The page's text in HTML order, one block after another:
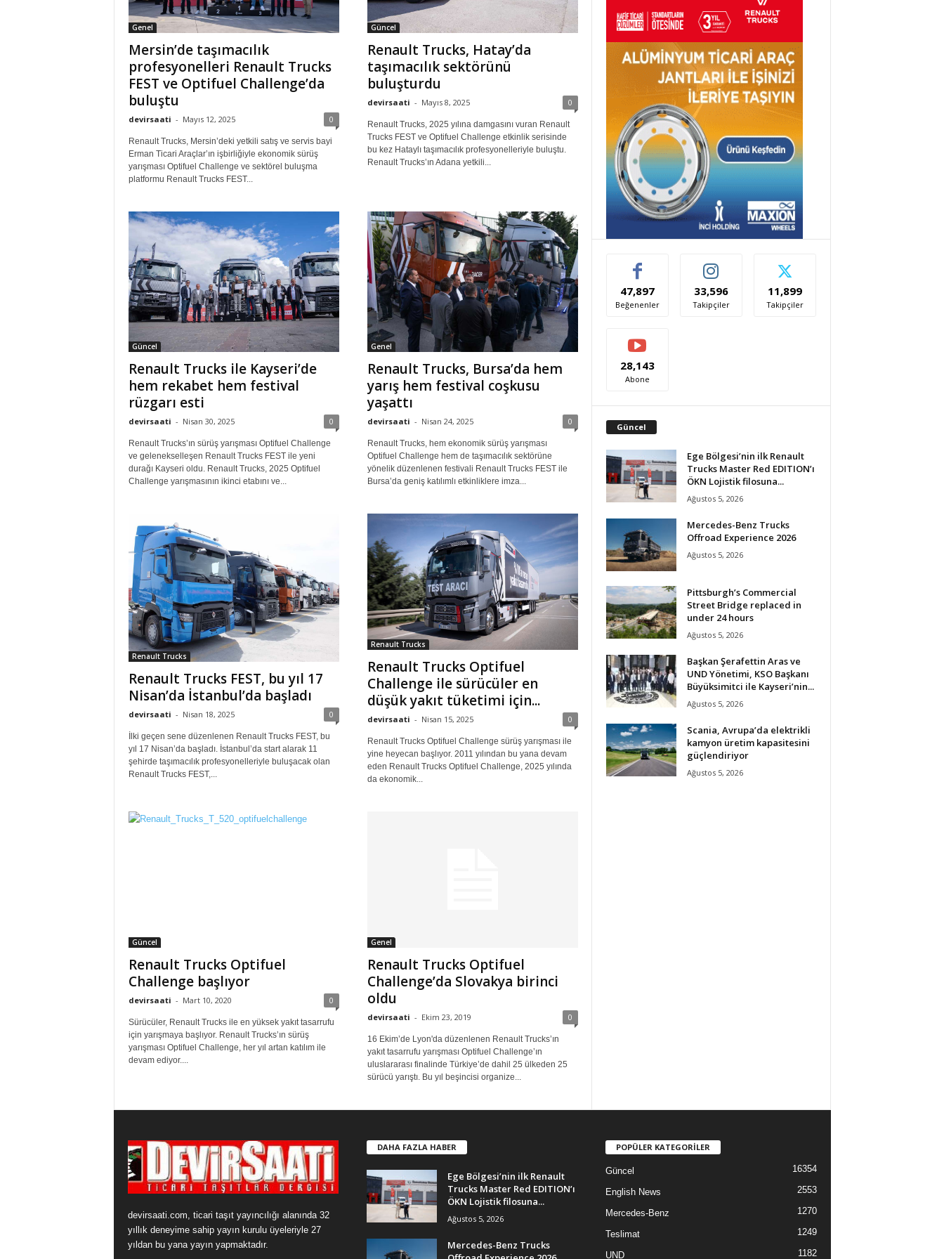
Genel
Mersin’de taşımacılık
profesyonelleri Renault Trucks
FEST ve Optifuel Challenge’da
buluştu
devirsaati - Mayıs 12, 2025 0
Renault Trucks, Mersin’deki yetkili satış ve servis bayi
Erman Ticari Araçlar’ın işbirliğiyle ekonomik sürüş
yarışması Optifuel Challenge ve sektörel buluşma
platformu Renault Trucks FEST...
Güncel
Renault Trucks, Hatay’da
taşımacılık sektörünü
buluşturdu
devirsaati - Mayıs 8, 2025 0
Renault Trucks, 2025 yılına damgasını vuran Renault
Trucks FEST ve Optifuel Challenge etkinlik serisinde
bu kez Hataylı taşımacılık profesyonelleriyle buluştu.
Renault Trucks’ın Adana yetkili...
Güncel
Renault Trucks ile Kayseri’de
hem rekabet hem festival
rüzgarı esti
devirsaati - Nisan 30, 2025 0
Renault Trucks’ın sürüş yarışması Optifuel Challenge
ve gelenekselleşen Renault Trucks FEST ile yeni
durağı Kayseri oldu. Renault Trucks, 2025 Optifuel
Challenge yarışmasının ikinci etabını ve...
Genel
Renault Trucks, Bursa’da hem
yarış hem festival coşkusu
yaşattı
devirsaati - Nisan 24, 2025 0
Renault Trucks, hem ekonomik sürüş yarışması
Optifuel Challenge hem de taşımacılık sektörüne
yönelik düzenlenen festivali Renault Trucks FEST ile
Bursa’da geniş katılımlı etkinliklere imza...
Renault Trucks
Renault Trucks FEST, bu yıl 17
Nisan’da İstanbul’da başladı
devirsaati - Nisan 18, 2025 0
İlki geçen sene düzenlenen Renault Trucks FEST, bu
yıl 17 Nisan’da başladı. İstanbul’da start alarak 11
şehirde taşımacılık profesyonelleriyle buluşacak olan
Renault Trucks FEST,...
Renault Trucks
Renault Trucks Optifuel
Challenge ile sürücüler en
düşük yakıt tüketimi için...
devirsaati - Nisan 15, 2025 0
Renault Trucks Optifuel Challenge sürüş yarışması ile
yine heyecan başlıyor. 2011 yılından bu yana devam
eden Renault Trucks Optifuel Challenge, 2025 yılında
da ekonomik...
Güncel
Renault Trucks Optifuel
Challenge başlıyor
devirsaati - Mart 10, 2020 0
Sürücüler, Renault Trucks ile en yüksek yakıt tasarrufu
için yarışmaya başlıyor. Renault Trucks’ın sürüş
yarışması Optifuel Challenge, her yıl artan katılım ile
devam ediyor....
Genel
Renault Trucks Optifuel
Challenge’da Slovakya birinci
oldu
devirsaati - Ekim 23, 2019 0
16 Ekim’de Lyon'da düzenlenen Renault Trucks’ın
yakıt tasarrufu yarışması Optifuel Challenge’ın
uluslararası finalinde Türkiye’de dahil 25 ülkeden 25
sürücü yarıştı. Bu yıl beşincisi organize...
47,897
Beğenenler
33,596
Takipçiler
11,899
Takipçiler
28,143
Abone
Güncel
Ege Bölgesi’nin ilk Renault
Trucks Master Red EDITION’ı
ÖKN Lojistik filosuna...
Ağustos 5, 2026
Mercedes-Benz Trucks
Offroad Experience 2026
Ağustos 5, 2026
Pittsburgh’s Commercial
Street Bridge replaced in
under 24 hours
Ağustos 5, 2026
Başkan Şerafettin Aras ve
UND Yönetimi, KSO Başkanı
Büyüksimitci ile Kayseri’nin...
Ağustos 5, 2026
Scania, Avrupa’da elektrikli
kamyon üretim kapasitesini
güçlendiriyor
Ağustos 5, 2026
devirsaati.com, ticari taşıt yayıncılığı alanında 32
yıllık deneyime sahip yayın kurulu üyeleriyle 27
yıldan bu yana yayın yapmaktadır.
DAHA FAZLA HABER
Ege Bölgesi’nin ilk Renault
Trucks Master Red EDITION’ı
ÖKN Lojistik filosuna...
Ağustos 5, 2026
Mercedes-Benz Trucks
POPÜLER KATEGORİLER
Güncel 16354
English News 2553
Mercedes-Benz 1270
Teslimat 1249
UND 1182